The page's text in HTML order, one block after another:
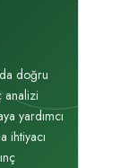
doğru
analizi
yardımcı
ihtiyacı